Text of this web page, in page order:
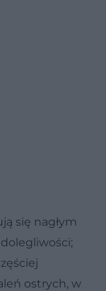
się nagłym
ostrych, w